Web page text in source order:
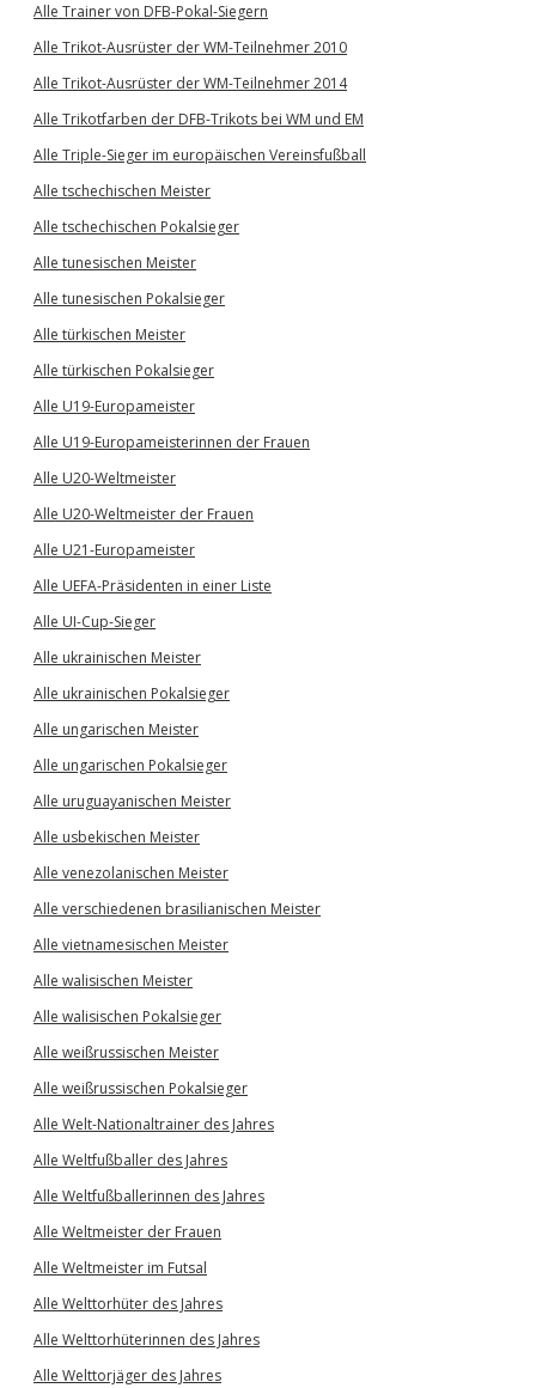
Alle Trainer von DFB-Pokal-Siegern
Alle Trikot-Ausrüster der WM-Teilnehmer 2010
Alle Trikot-Ausrüster der WM-Teilnehmer 2014
Alle Trikotfarben der DFB-Trikots bei WM und EM
Alle Triple-Sieger im europäischen Vereinsfußball
Alle tschechischen Meister
Alle tschechischen Pokalsieger
Alle tunesischen Meister
Alle tunesischen Pokalsieger
Alle türkischen Meister
Alle türkischen Pokalsieger
Alle U19-Europameister
Alle U19-Europameisterinnen der Frauen
Alle U20-Weltmeister
Alle U20-Weltmeister der Frauen
Alle U21-Europameister
Alle UEFA-Präsidenten in einer Liste
Alle UI-Cup-Sieger
Alle ukrainischen Meister
Alle ukrainischen Pokalsieger
Alle ungarischen Meister
Alle ungarischen Pokalsieger
Alle uruguayanischen Meister
Alle usbekischen Meister
Alle venezolanischen Meister
Alle verschiedenen brasilianischen Meister
Alle vietnamesischen Meister
Alle walisischen Meister
Alle walisischen Pokalsieger
Alle weißrussischen Meister
Alle weißrussischen Pokalsieger
Alle Welt-Nationaltrainer des Jahres
Alle Weltfußballer des Jahres
Alle Weltfußballerinnen des Jahres
Alle Weltmeister der Frauen
Alle Weltmeister im Futsal
Alle Welttorhüter des Jahres
Alle Welttorhüterinnen des Jahres
Alle Welttorjäger des Jahres